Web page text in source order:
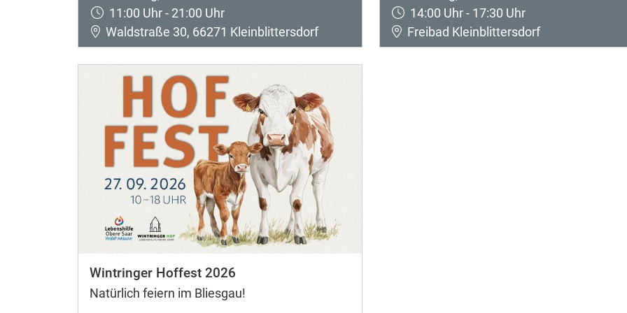
11:00 Uhr - 21:00 Uhr
Waldstraße 30, 66271 Kleinblittersdorf
14:00 Uhr - 17:30 Uhr
Freibad Kleinblittersdorf
Wintringer Hoffest 2026
Natürlich feiern im Bliesgau!